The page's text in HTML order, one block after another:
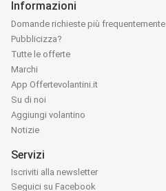
Informazioni
Domande richieste più frequentemente
Pubblicizza?
Tutte le offerte
Marchi
App Offertevolantini.it
Su di noi
Aggiungi volantino
Notizie
Servizi
Iscriviti alla newsletter
Seguici su Facebook